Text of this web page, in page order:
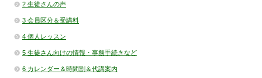
2 生徒さんの声
3 会員区分＆受講料
4 個人レッスン
5 生徒さん向けの情報・事務手続きなど
6 カレンダー＆時間割＆代講案内